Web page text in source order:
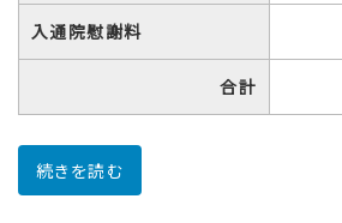
入通院慰謝料
合計
続きを読む